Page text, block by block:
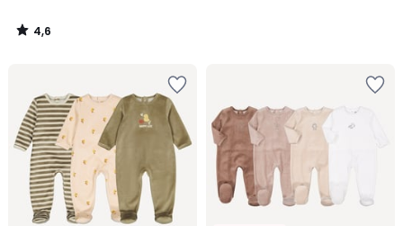
4,6
/